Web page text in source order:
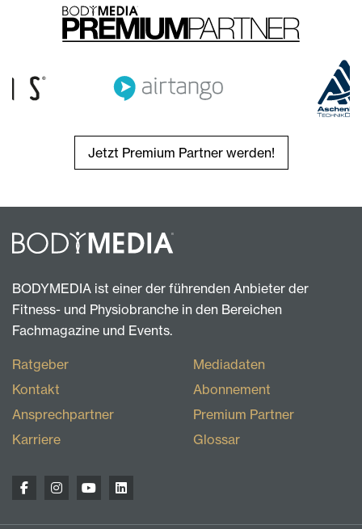
Jetzt Premium Partner werden!
BODYMEDIA ist einer der führenden Anbieter der
Fitness- und Physiobranche in den Bereichen
Fachmagazine und Events.
Ratgeber
Kontakt
Ansprechpartner
Karriere
Mediadaten
Abonnement
Premium Partner
Glossar